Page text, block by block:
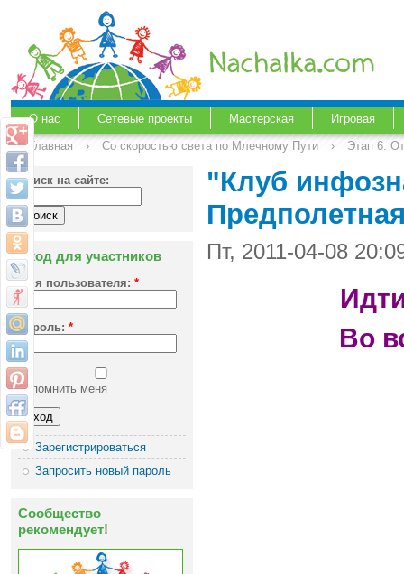
О нас Сетевые проекты Мастерская
Игровая
Главная
› Со скоростью света по Млечному Пути › Этап 6.
Поиск на сайте:
Вход для участников
Имя пользователя: *
Пароль: *
Запомнить меня
Зарегистрироваться
Запросить новый пароль
Сообщество
рекомендует!
"Клуб
Пт, 2011-04-08
Во